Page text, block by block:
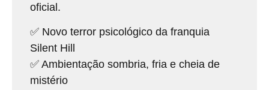
oficial.
✅ Novo terror psicológico da franquia
Silent Hill
✅ Ambientação sombria, fria e cheia de
mistério